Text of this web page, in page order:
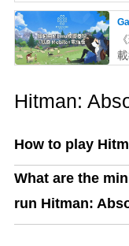
Hitman:
How to play
What are the
run Hitman: